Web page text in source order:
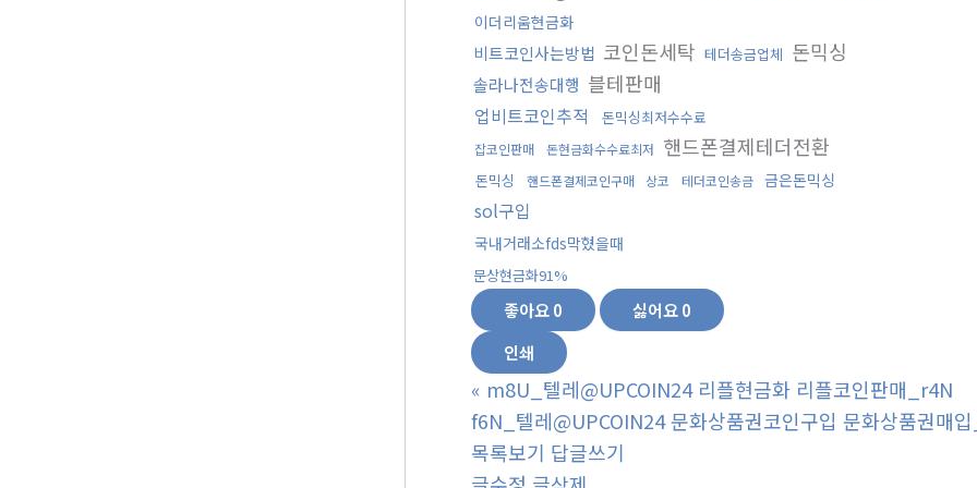
이더리움현금화
비트코인사는방법 코인돈세탁 테더송금업체 돈믹싱
솔라나전송대행 블테판매
업비트코인추적 돈믹싱최저수수료
잡코인판매 돈현금화수수료최저 핸드폰결제테더전환
돈믹싱 핸드폰결제코인구매 상코 테더코인송금 금은돈믹싱
sol구입
국내거래소fds막혔을때
문상현금화91%
좋아요0 싫어요0
인쇄
« m8U_텔레@UPCOIN24 리플현금화 리플코인판매_r4N
f6N_텔레@UPCOIN24 문화상품권코인구입 문화상품권매
목록보기 답글쓰기